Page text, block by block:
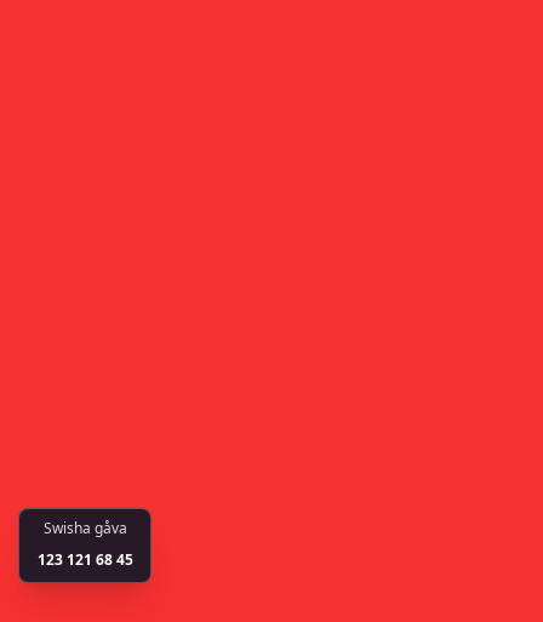
Swisha gåva
123 121 68 45